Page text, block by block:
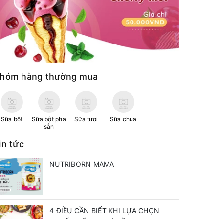
hàng thường mua
Sữa bột
Sữa bột pha
sẳn
Sữa tươi Sữa chua
tức
NUTRIBORN MAMA
4 ĐIỀU CẦN BIẾT KHI LỰA CHỌN